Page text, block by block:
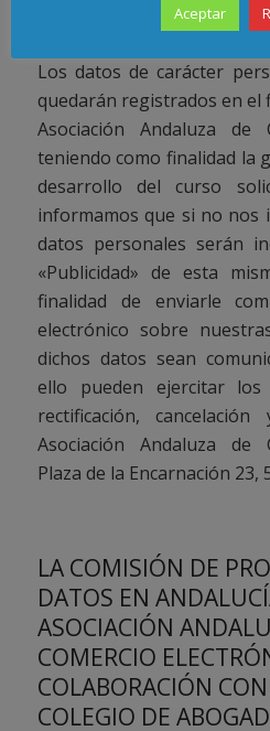
Los datos de carácter
quedarán registrados en el
Asociación Andaluza de
teniendo como finalidad la
desarrollo del curso
informamos que si no nos
datos personales serán
«Publicidad» de esta
finalidad de enviarle
electrónico sobre
dichos datos sean
ello pueden ejercitar los
rectificación,
Asociación Andaluza de
Plaza de la Encarnación 23,
LA COMISIÓN DE
DATOS EN
ASOCIACIÓN
COMERCIO
COLABORACIÓN
COLEGIO DE
Aceptar